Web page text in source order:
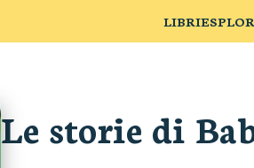
LIBRI
Le storie di